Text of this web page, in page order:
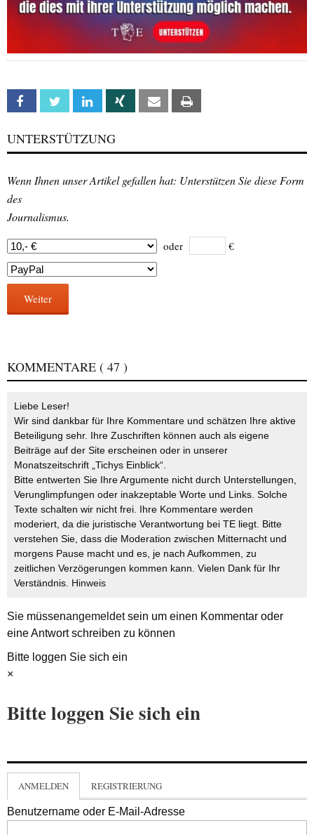
Facebook Twitter Linkedin Xing Email
UNTERSTÜTZUNG
Wenn Ihnen unser Artikel gefallen hat: Unterstützen Sie diese Form
des
Journalismus.
oder €
Weiter
KOMMENTARE ( 47 )
Liebe Leser!
Wir sind dankbar für Ihre Kommentare und schätzen Ihre aktive
Beteiligung sehr. Ihre Zuschriften können auch als eigene
Beiträge auf der Site erscheinen oder in unserer
Monatszeitschrift „Tichys Einblick“.
Bitte entwerten Sie Ihre Argumente nicht durch Unterstellungen,
Verunglimpfungen oder inakzeptable Worte und Links. Solche
Texte schalten wir nicht frei. Ihre Kommentare werden
moderiert, da die juristische Verantwortung bei TE liegt. Bitte
verstehen Sie, dass die Moderation zwischen Mitternacht und
morgens Pause macht und es, je nach Aufkommen, zu
zeitlichen Verzögerungen kommen kann. Vielen Dank für Ihr
Verständnis. Hinweis
Sie müssenangemeldetsein um einen Kommentar oder
eine Antwort schreiben zu können
Bitte loggen Sie sich ein
×
Bitte loggen Sie sich ein
ANMELDEN REGISTRIERUNG
Benutzername oder E-Mail-Adresse